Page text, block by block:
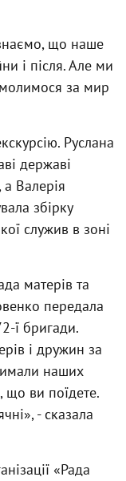
що наше
і після. Але ми
за мир
Руслана
державі
Валерія
збірку
служив в зоні
матерів та
передала
ї бригади.
і дружин за
наших
що ви поїдете.
- сказала
«Рада